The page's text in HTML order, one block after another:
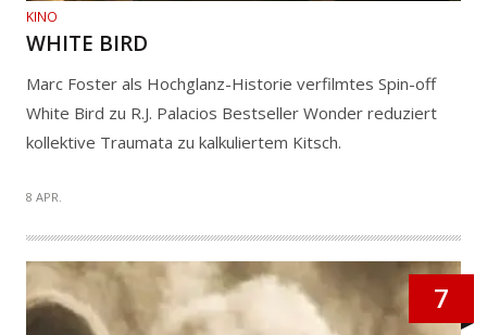
KINO
WHITE BIRD
Marc Foster als Hochglanz-Historie verfilmtes Spin-off
White Bird zu R.J. Palacios Bestseller Wonder reduziert
kollektive Traumata zu kalkuliertem Kitsch.
8 APR.
7